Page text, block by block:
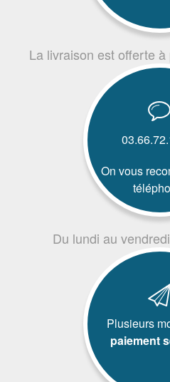
La livraison est offerte
On vous
Du lundi au
Plusieurs
paiement